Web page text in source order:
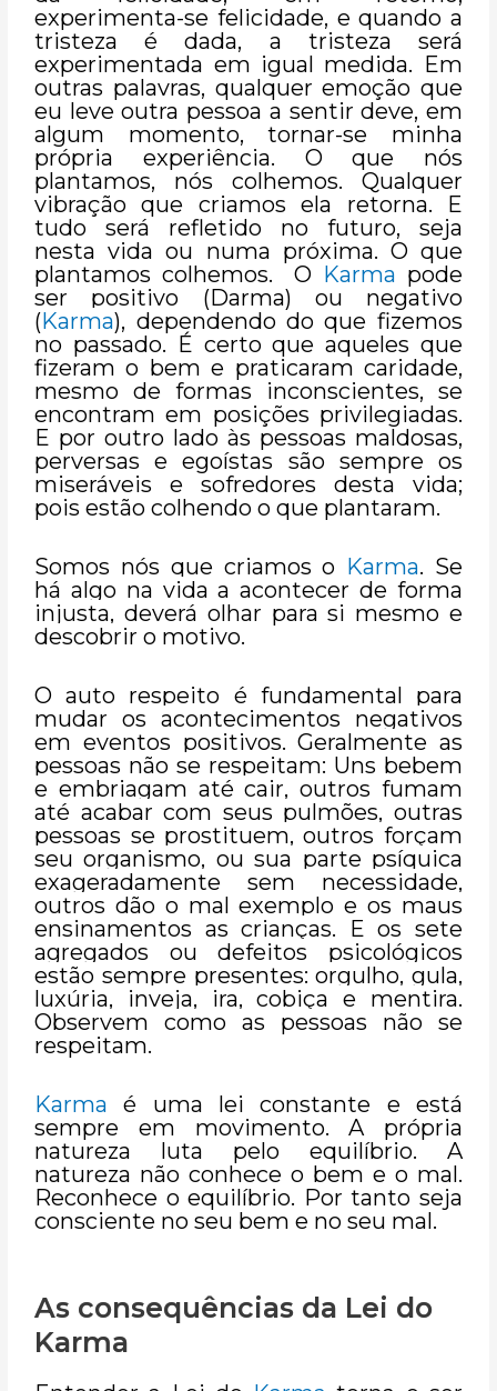
experimenta-se felicidade, e quando a
tristeza é dada, a tristeza será
experimentada em igual medida. Em
outras palavras, qualquer emoção que
eu leve outra pessoa a sentir deve, em
algum momento, tornar-se minha
própria experiência. O que nós
plantamos, nós colhemos. Qualquer
vibração que criamos ela retorna. E
tudo será refletido no futuro, seja
nesta vida ou numa próxima. O que
plantamos colhemos. O Karma pode
ser positivo (Darma) ou negativo
(Karma), dependendo do que fizemos
no passado. É certo que aqueles que
fizeram o bem e praticaram caridade,
mesmo de formas inconscientes, se
encontram em posições privilegiadas.
E por outro lado às pessoas maldosas,
perversas e egoístas são sempre os
miseráveis e sofredores desta vida;
pois estão colhendo o que plantaram.
Somos nós que criamos o Karma. Se
há algo na vida a acontecer de forma
injusta, deverá olhar para si mesmo e
descobrir o motivo.
O auto respeito é fundamental para
mudar os acontecimentos negativos
em eventos positivos. Geralmente as
pessoas não se respeitam: Uns bebem
e embriagam até cair, outros fumam
até acabar com seus pulmões, outras
pessoas se prostituem, outros forçam
seu organismo, ou sua parte psíquica
exageradamente sem necessidade,
outros dão o mal exemplo e os maus
ensinamentos as crianças. E os sete
agregados ou defeitos psicológicos
estão sempre presentes: orgulho, gula,
luxúria, inveja, ira, cobiça e mentira.
Observem como as pessoas não se
respeitam.
Karma é uma lei constante e está
sempre em movimento. A própria
natureza luta pelo equilíbrio. A
natureza não conhece o bem e o mal.
Reconhece o equilíbrio. Por tanto seja
consciente no seu bem e no seu mal.
As consequências da Lei do
Karma